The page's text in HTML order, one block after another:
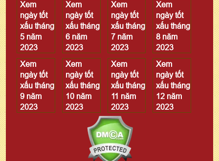
Xem
ngày tốt
xấu tháng
5 năm
2023
Xem
ngày tốt
xấu tháng
6 năm
2023
Xem
ngày tốt
xấu tháng
7 năm
2023
Xem
ngày tốt
xấu tháng
8 năm
2023
Xem
ngày tốt
xấu tháng
9 năm
2023
Xem
ngày tốt
xấu tháng
10 năm
2023
Xem
ngày tốt
xấu tháng
11 năm
2023
Xem
ngày tốt
xấu tháng
12 năm
2023